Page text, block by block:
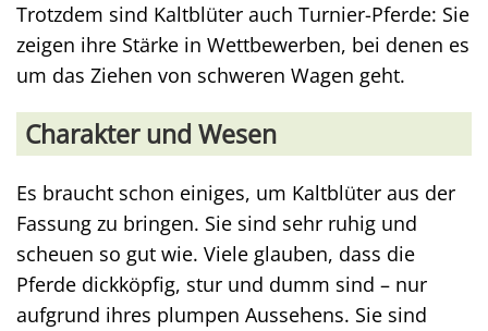
Trotzdem sind Kaltblüter auch Turnier-Pferde: Sie
zeigen ihre Stärke in Wettbewerben, bei denen es
um das Ziehen von schweren Wagen geht.
Charakter und Wesen
Es braucht schon einiges, um Kaltblüter aus der
Fassung zu bringen. Sie sind sehr ruhig und
scheuen so gut wie. Viele glauben, dass die
Pferde dickköpfig, stur und dumm sind – nur
aufgrund ihres plumpen Aussehens. Sie sind